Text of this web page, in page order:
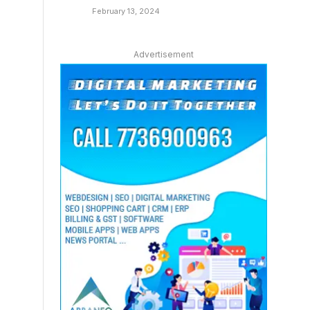
February 13, 2024
Advertisement